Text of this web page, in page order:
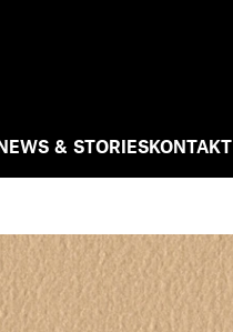
& STORIESKONTAKT